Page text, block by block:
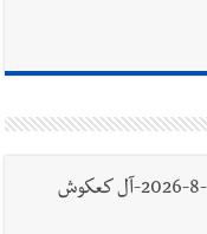
وفاة الحاجة رقية محمد حمودة -الدفن -6-8-2026-آل كعكوش